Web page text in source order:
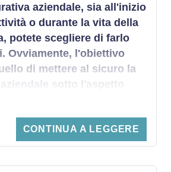
aziendale, sia all'inizio
o durante la vita della
potete scegliere di farlo
Ovviamente, l'obiettivo
di mettere al sicuro la
sotto l'aspetto
e incrementando le
sempre più
insieme tutto ciò che
CONTINUA A LEGGERE